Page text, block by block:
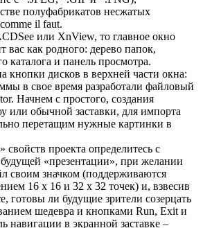
полуфабрикатов несжатых
il faut.
или XnView, то главное окно
вас как родного: дерево папок,
каталога и панель просмотра.
кнопки дисков в верхней части окна:
в свое время разработали файловый
Начнем с простого, создания
или обычной заставки, для импорта
перетащим нужные картинки в
свойств проекта определитесь с
«презентации», при желании
своим значком (поддерживаются
16 х 16 и 32 х 32 точек) и, взвесив
готовы ли будущие зрители созерцать
шедевра и кнопками Run, Exit и
навигации в экранной заставке –